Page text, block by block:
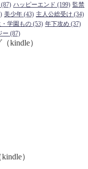
(87) ハッピーエンド (199) 監禁
美少年 (43) 主人公総受け (34)
学園もの (53) 年下攻め (37)
ー (87)
kindle）
）